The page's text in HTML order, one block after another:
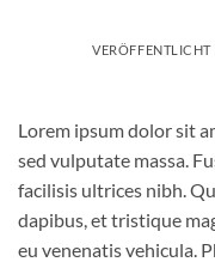
Lorem ipsum dolor sit
sed vulputate massa.
facilisis ultrices nibh.
dapibus, et tristique
eu venenatis vehicula.